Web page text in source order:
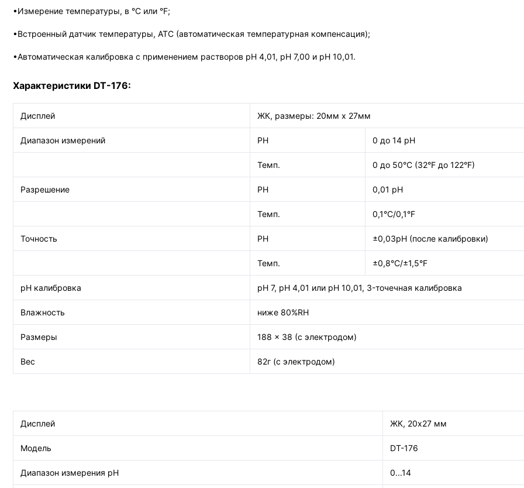
•Измерение температуры, в °C или °F;
•Встроенный датчик температуры, ATC (автоматическая температурная компенсация);
•Автоматическая калибровка с применением растворов pH 4,01, pH 7,00 и рН 10,01.
Характеристики DT-176:
Дисплей ЖК, размеры: 20мм x 27мм
Диапазон измерений PH 0 до 14 pH
Темп. 0 до 50°C (32°F до 122°F)
Разрешение PH 0,01 pH
Темп. 0,1°C/0,1°F
Точность PH ±0,03pH (после калибровки)
Темп. ±0,8°C/±1,5°F
pH калибровка pH 7, pH 4,01 или pH 10,01, 3-точечная калибровка
Влажность ниже 80%RH
Размеры 188 x 38 (с электродом)
Вес 82г (с электродом)
Дисплей ЖК, 20x27 мм
Модель DT-176
Диапазон измерения pH 0...14